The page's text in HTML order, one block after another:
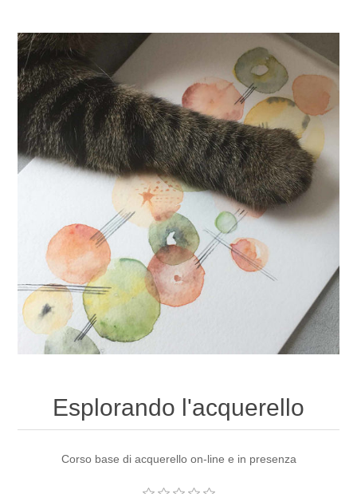
Esplorando l'acquerello
Corso base di acquerello on-line e in presenza